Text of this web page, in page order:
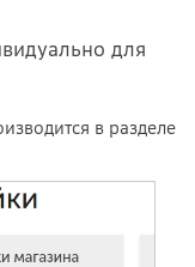
для
в разделе